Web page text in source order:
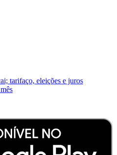
tarifaço, eleições e juros